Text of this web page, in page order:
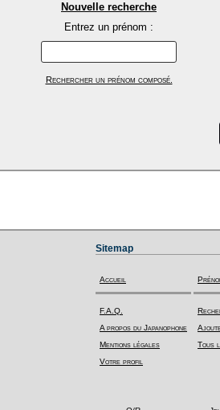
Nouvelle recherche
Entrez un prénom :
Rechercher un prénom composé.
Sitemap
Accueil
F.A.Q.
A propos du Japanophone
Mentions légales
Votre profil
Tous